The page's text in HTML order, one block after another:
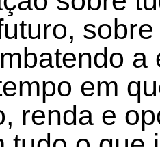
em
renda e